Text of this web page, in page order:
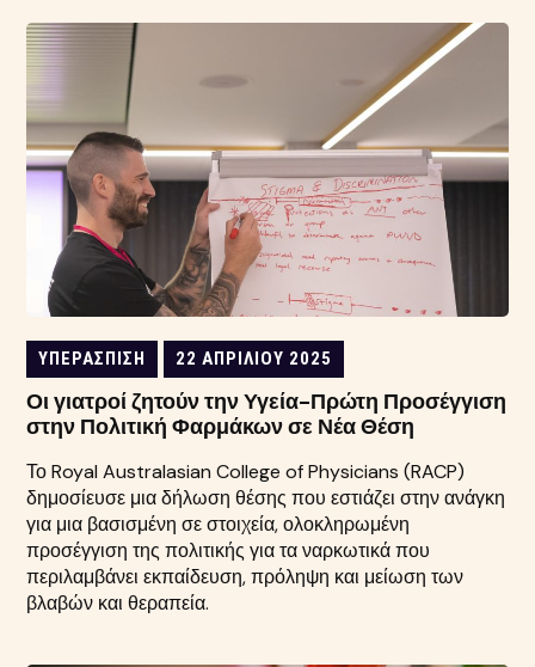
ΥΠΕΡΆΣΠΙΣΗ 22 ΑΠΡΙΛΊΟΥ 2025
Οι γιατροί ζητούν την Υγεία-Πρώτη Προσέγγιση
στην Πολιτική Φαρμάκων σε Νέα Θέση
Το Royal Australasian College of Physicians (RACP)
δημοσίευσε μια δήλωση θέσης που εστιάζει στην ανάγκη
για μια βασισμένη σε στοιχεία, ολοκληρωμένη
προσέγγιση της πολιτικής για τα ναρκωτικά που
περιλαμβάνει εκπαίδευση, πρόληψη και μείωση των
βλαβών και θεραπεία.